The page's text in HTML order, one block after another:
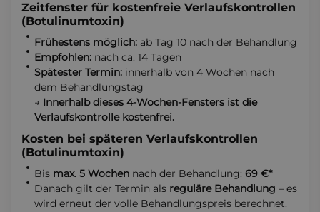
Zeitfenster für kostenfreie Verlaufskontrollen
(Botulinumtoxin)
Frühestens möglich: ab Tag 10 nach der Behandlung
Empfohlen: nach ca. 14 Tagen
Spätester Termin: innerhalb von 4 Wochen nach
dem Behandlungstag
→ Innerhalb dieses 4-Wochen-Fensters ist die
Verlaufskontrolle kostenfrei.
Kosten bei späteren Verlaufskontrollen
(Botulinumtoxin)
Bis max. 5 Wochen nach der Behandlung: 69 €*
Danach gilt der Termin als reguläre Behandlung – es
wird erneut der volle Behandlungspreis berechnet.